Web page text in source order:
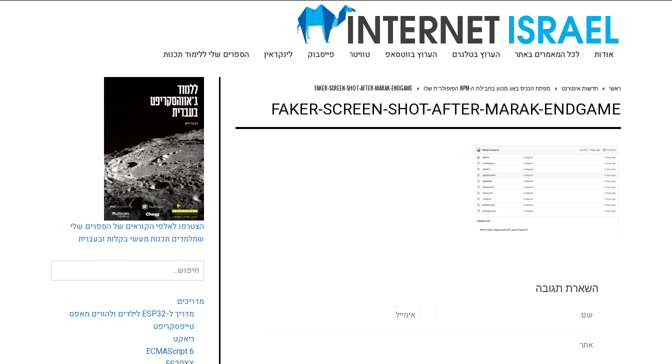
אודות לכל המאמרים באתר הערוץ בטלגרם הערוץ בווטסאפ טוויטר פייסבוק לינקדאין הספרים שלי ללימוד תכנות
ראשי » חדשות אינטרנט » מפתח הכניס באג מכוון בחבילת ה-NPM הפופולרית שלו »
FAKER-SCREEN-SHOT-AFTER-MARAK-ENDGAME
FAKER-SCREEN-SHOT-AFTER-MARAK-ENDGAME
השארת תגובה
הצטרפו לאלפי הקוראים של הספרים שלי
שמלמדים תכנות מעשי בקלות ובעברית
חיפוש
עבור:
מדריכים
מדריך ל-ESP32 לילדים ולהורים מאפס
טייפסקריפט
ריאקט
ECMAScript 6